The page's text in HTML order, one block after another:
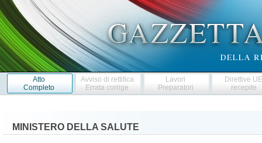
Atto
Completo
Avviso di rettifica
Errata corrige
Lavori
Preparatori
Direttive
recepite
MINISTERO DELLA SALUTE